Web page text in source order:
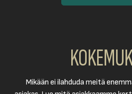
Mikään ei ilahduda meitä